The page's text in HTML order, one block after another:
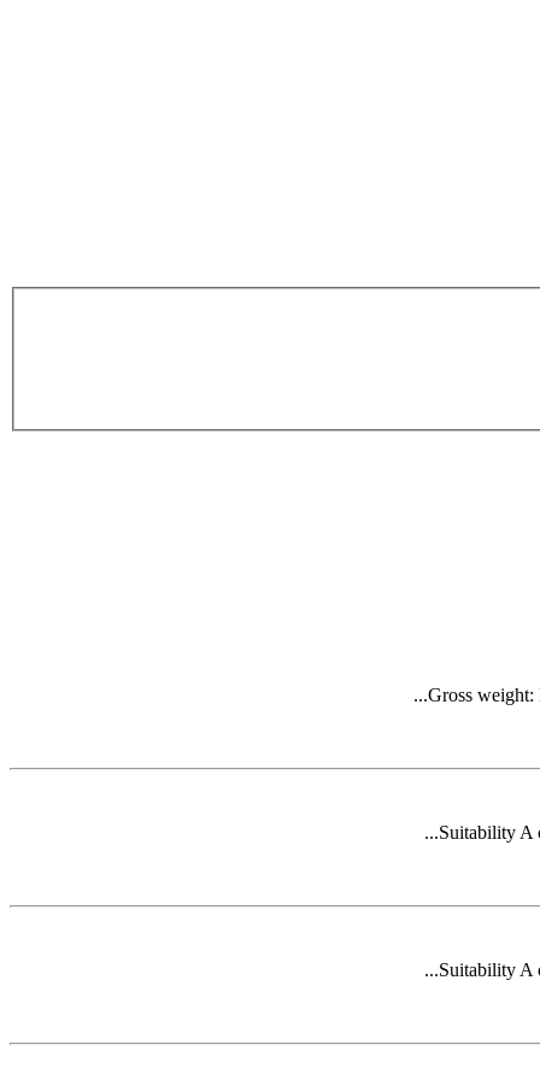
Gross weight:
Suitability A
Suitability A